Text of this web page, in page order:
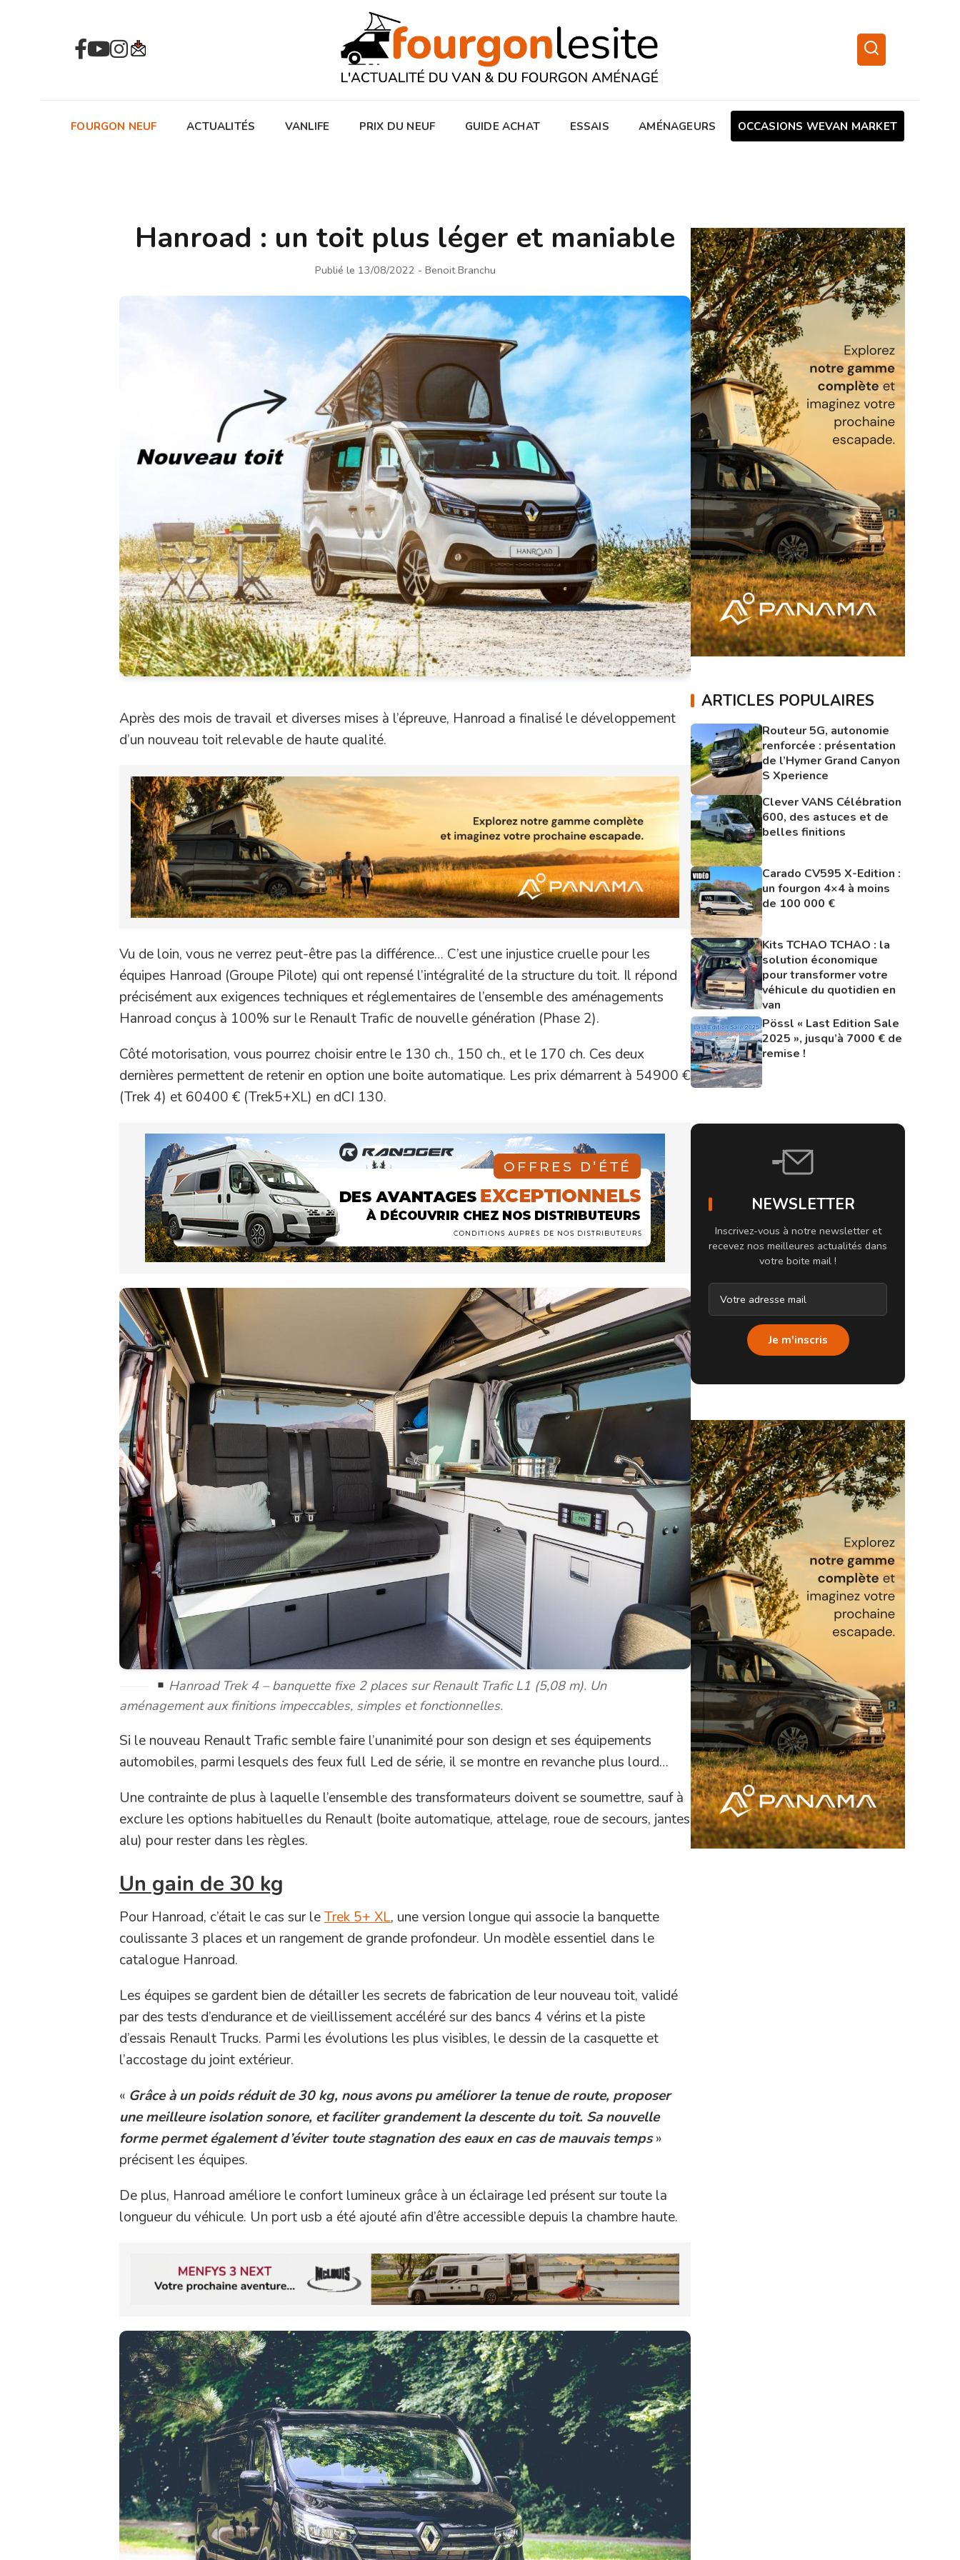
FOURGON NEUF ACTUALITÉS VANLIFE PRIX DU NEUF GUIDE ACHAT ESSAIS AMÉNAGEURS OCCASIONS WEVAN MARKET
Hanroad : un toit plus léger et maniable
Publié le 13/08/2022 - Benoit Branchu
Après des mois de travail et diverses mises à l’épreuve, Hanroad a finalisé le développement
d’un nouveau toit relevable de haute qualité.
Vu de loin, vous ne verrez peut-être pas la différence… C’est une injustice cruelle pour les
équipes Hanroad (Groupe Pilote) qui ont repensé l’intégralité de la structure du toit. Il répond
précisément aux exigences techniques et réglementaires de l’ensemble des aménagements
Hanroad conçus à 100% sur le Renault Trafic de nouvelle génération (Phase 2).
Côté motorisation, vous pourrez choisir entre le 130 ch., 150 ch., et le 170 ch. Ces deux
dernières permettent de retenir en option une boite automatique. Les prix démarrent à 54900 €
(Trek 4) et 60400 € (Trek5+XL) en dCI 130.
Hanroad Trek 4 – banquette fixe 2 places sur Renault Trafic L1 (5,08 m). Un
aménagement aux finitions impeccables, simples et fonctionnelles.
Si le nouveau Renault Trafic semble faire l’unanimité pour son design et ses équipements
automobiles, parmi lesquels des feux full Led de série, il se montre en revanche plus lourd…
Une contrainte de plus à laquelle l’ensemble des transformateurs doivent se soumettre, sauf à
exclure les options habituelles du Renault (boite automatique, attelage, roue de secours, jantes
alu) pour rester dans les règles.
Un gain de 30 kg
Pour Hanroad, c’était le cas sur leTrek 5+ XL, une version longue qui associe la banquette
coulissante 3 places et un rangement de grande profondeur. Un modèle essentiel dans le
catalogue Hanroad.
Les équipes se gardent bien de détailler les secrets de fabrication de leur nouveau toit, validé
par des tests d’endurance et de vieillissement accéléré sur des bancs 4 vérins et la piste
d’essais Renault Trucks. Parmi les évolutions les plus visibles, le dessin de la casquette et
l’accostage du joint extérieur.
« Grâce à un poids réduit de 30 kg, nous avons pu améliorer la tenue de route, proposer
une meilleure isolation sonore, et faciliter grandement la descente du toit. Sa nouvelle
forme permet également d’éviter toute stagnation des eaux en cas de mauvais temps»
précisent les équipes.
De plus, Hanroad améliore le confort lumineux grâce à un éclairage led présent sur toute la
longueur du véhicule. Un port usb a été ajouté afin d’être accessible depuis la chambre haute.
ARTICLES POPULAIRES
Routeur 5G, autonomie
renforcée : présentation
de l’Hymer Grand Canyon
S Xperience
Clever VANS Célébration
600, des astuces et de
belles finitions
Carado CV595 X-Edition :
un fourgon 4×4 à moins
de 100 000 €
Kits TCHAO TCHAO : la
solution économique
pour transformer votre
véhicule du quotidien en
van
Pössl « Last Edition Sale
2025 », jusqu’à 7000 € de
remise !
NEWSLETTER
Inscrivez-vous à notre newsletter et
recevez nos meilleures actualités dans
votre boite mail !
Je m'inscris